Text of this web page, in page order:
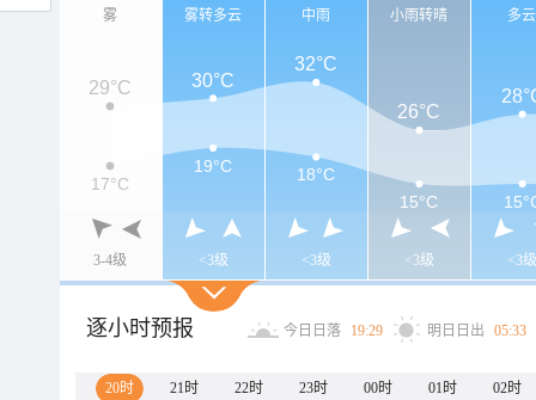
雾
3-4级
雾转多云
<3级
中雨
<3级
小雨转晴
<3级
多云
<3级
29°C 30°C
32°C
26°C
17°C
19°C
18°C
15°C
逐小时预报 今日日落 19:29 明日日出 05:33
20时 21时 22时 23时 00时 01时 02时